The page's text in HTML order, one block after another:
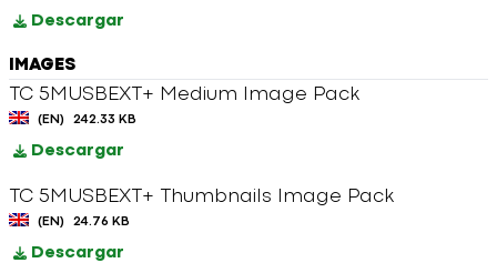
Descargar
IMAGES
TC 5MUSBEXT+ Medium Image Pack
(EN) 242.33 KB
Descargar
TC 5MUSBEXT+ Thumbnails Image Pack
(EN) 24.76 KB
Descargar